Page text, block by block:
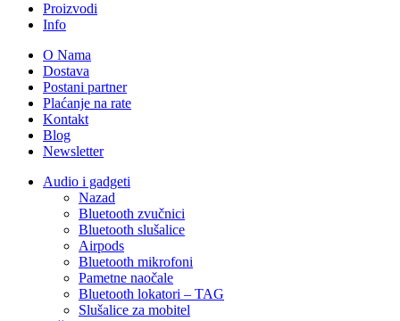
Proizvodi
Info
O Nama
Dostava
Postani partner
Plaćanje na rate
Kontakt
Blog
Newsletter
Audio i gadgeti
Nazad
Bluetooth zvučnici
Bluetooth slušalice
Airpods
Bluetooth mikrofoni
Pametne naočale
Bluetooth lokatori – TAG
Slušalice za mobitel